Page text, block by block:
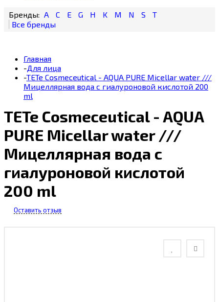
A C E G H K M N S T
Главная
-Для лица
-TETe Cosmeceutical - AQUA PURE Micellar water ///
Мицеллярная вода с гиалуроновой кислотой 200
ml
TETe Cosmeceutical - AQUA
PURE Micellar water ///
Мицеллярная вода с
гиалуроновой кислотой
200 ml
Оставить отзыв